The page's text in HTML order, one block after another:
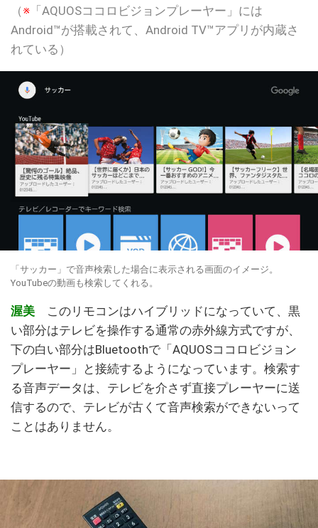
（ ※ 「AQUOSココロビジョンプレーヤー」には
Android™が搭載されて、Android TV™アプリが内蔵さ
れている）
「サッカー」で音声検索した場合に表示される画面のイメージ。
YouTubeの動画も検索してくれる。
渥美 このリモコンはハイブリッドになっていて、黒
い部分はテレビを操作する通常の赤外線方式ですが、
下の白い部分はBluetoothで「AQUOSココロビジョン
プレーヤー」と接続するようになっています。検索す
る音声データは、テレビを介さず直接プレーヤーに送
信するので、テレビが古くて音声検索ができないって
ことはありません。